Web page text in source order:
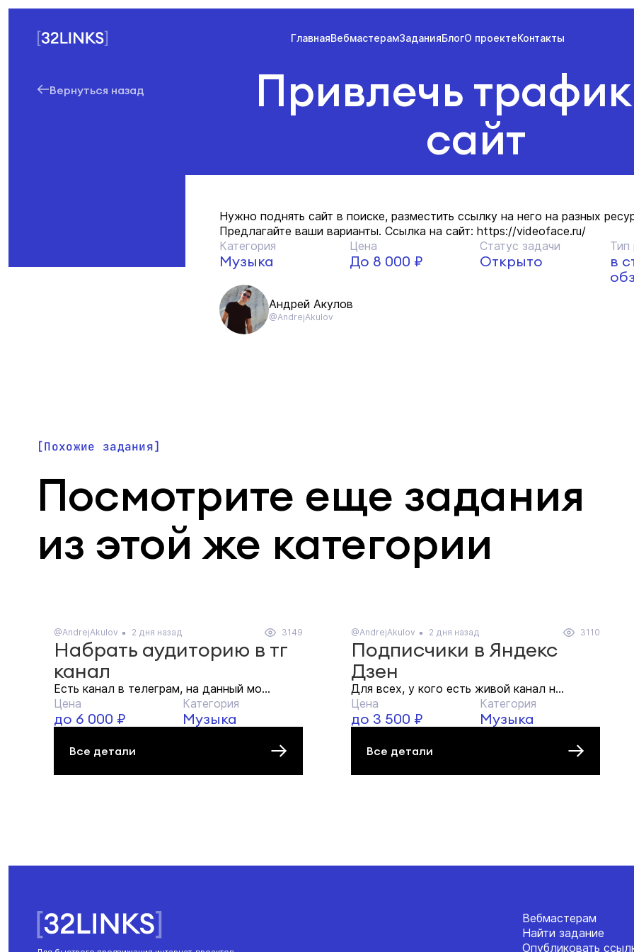
ГлавнаяВебмастерамЗаданияБлогО проектеКонтакты
Вернуться назад
Привлечь
сайт
Нужно поднять сайт в поиске, разместить ссылку на него на разных
Предлагайте ваши варианты. Ссылка на сайт: https://videoface.ru/
Категория
Музыка
Цена
До 8 000 ₽
Статус задачи
Открыто
Тип
в
Андрей Акулов
@AndrejAkulov
Похожие задания
Посмотрите еще задания
из этой же категории
@AndrejAkulov 2 дня назад 3149
Набрать аудиторию в тг
канал
Есть канал в телеграм, на данный мо...
Цена
до 6 000 ₽
Категория
Музыка
Все детали
@AndrejAkulov 2 дня назад 3110
Подписчики в Яндекс
Дзен
Для всех, у кого есть живой канал н...
Цена
до 3 500 ₽
Категория
Музыка
Все детали
Вебмастерам
Найти задание
Опубликовать